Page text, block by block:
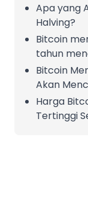
Apa yang
Halving?
Bitcoin
tahun
Bitcoin
Akan
Harga
Tertinggi